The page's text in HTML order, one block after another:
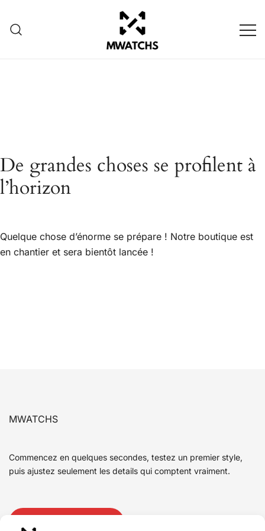
De grandes choses se profilent à
l’horizon
Quelque chose d’énorme se prépare ! Notre boutique est
en chantier et sera bientôt lancée !
MWATCHS
Commencez en quelques secondes, testez un premier style,
puis ajustez seulement les details qui comptent vraiment.